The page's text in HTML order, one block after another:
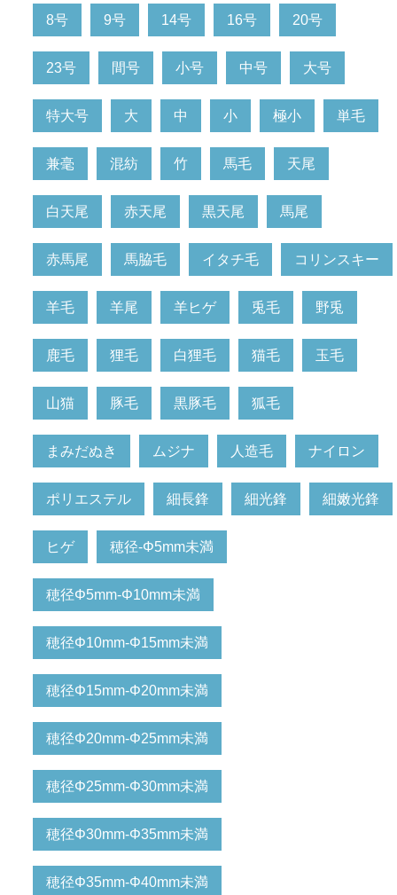
8号 9号 14号 16号 20号
23号 間号 小号 中号 大号
特大号 大 中 小 極小 単毛
兼毫 混紡 竹 馬毛 天尾
白天尾 赤天尾 黒天尾 馬尾
赤馬尾 馬脇毛 イタチ毛 コリンスキー
羊毛 羊尾 羊ヒゲ 兎毛 野兎
鹿毛 狸毛 白狸毛 猫毛 玉毛
山猫 豚毛 黒豚毛 狐毛
まみだぬき ムジナ 人造毛 ナイロン
ポリエステル 細長鋒 細光鋒 細嫩光鋒
ヒゲ 穂径-Φ5mm未満
穂径Φ5mm-Φ10mm未満
穂径Φ10mm-Φ15mm未満
穂径Φ15mm-Φ20mm未満
穂径Φ20mm-Φ25mm未満
穂径Φ25mm-Φ30mm未満
穂径Φ30mm-Φ35mm未満
穂径Φ35mm-Φ40mm未満